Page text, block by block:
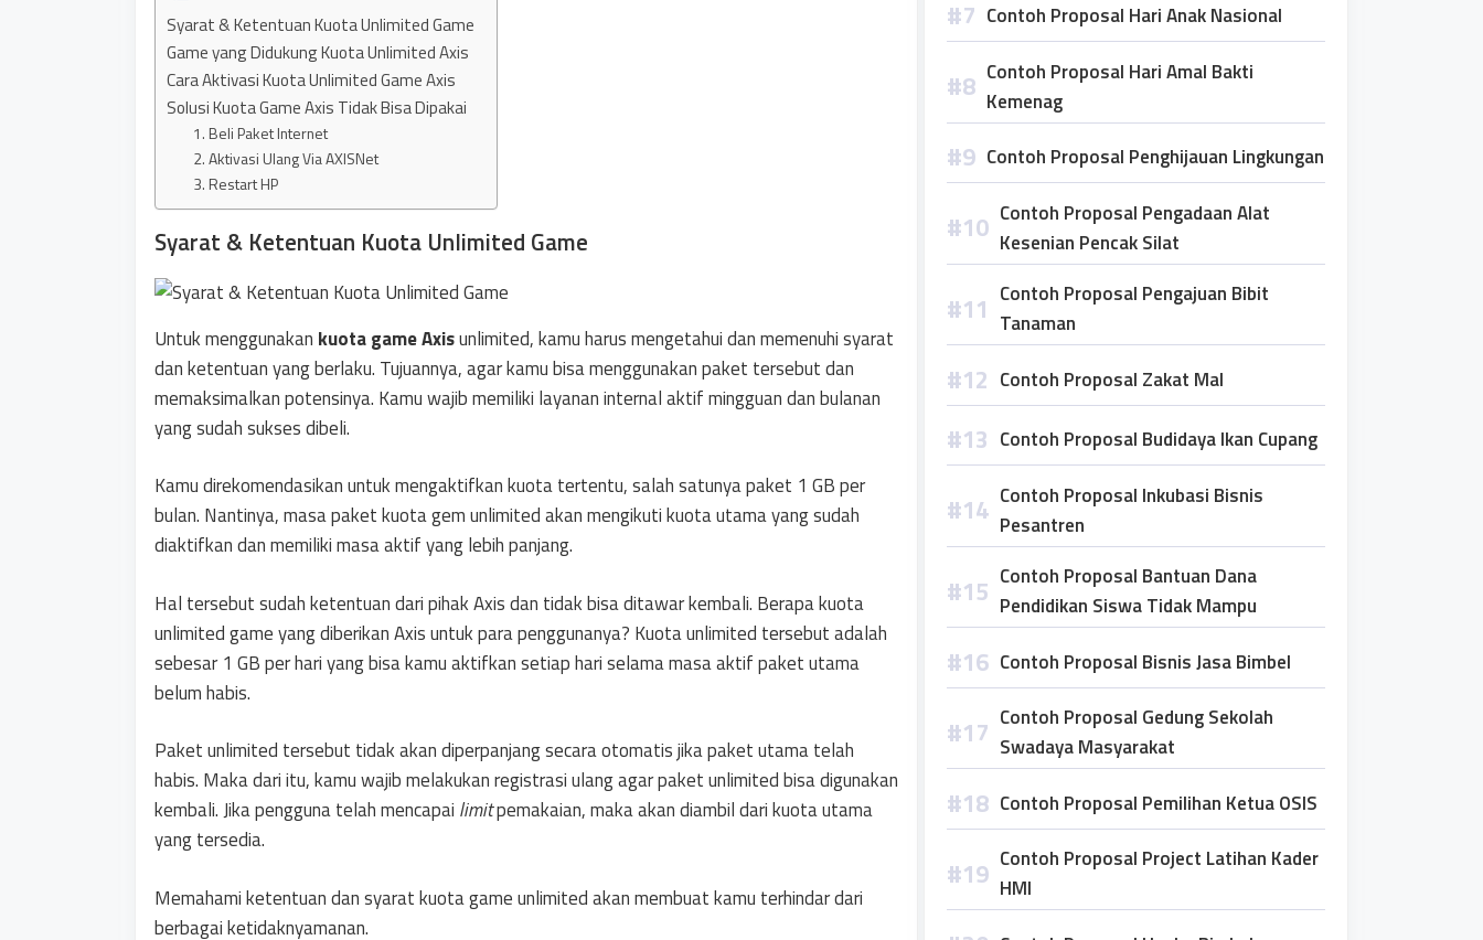
Syarat & Ketentuan Kuota Unlimited Game
Game yang Didukung Kuota Unlimited Axis
Cara Aktivasi Kuota Unlimited Game Axis
Solusi Kuota Game Axis Tidak Bisa Dipakai
1. Beli Paket Internet
2. Aktivasi Ulang Via AXISNet
3. Restart HP
Syarat & Ketentuan Kuota Unlimited Game
Untuk menggunakan kuota game Axisunlimited, kamu harus mengetahui dan memenuhi syarat
dan ketentuan yang berlaku. Tujuannya, agar kamu bisa menggunakan paket tersebut dan
memaksimalkan potensinya. Kamu wajib memiliki layanan internal aktif mingguan dan bulanan
yang sudah sukses dibeli.
Kamu direkomendasikan untuk mengaktifkan kuota tertentu, salah satunya paket 1 GB per
bulan. Nantinya, masa paket kuota gem unlimited akan mengikuti kuota utama yang sudah
diaktifkan dan memiliki masa aktif yang lebih panjang.
Hal tersebut sudah ketentuan dari pihak Axis dan tidak bisa ditawar kembali. Berapa kuota
unlimited game yang diberikan Axis untuk para penggunanya? Kuota unlimited tersebut adalah
sebesar 1 GB per hari yang bisa kamu aktifkan setiap hari selama masa aktif paket utama
belum habis.
Paket unlimited tersebut tidak akan diperpanjang secara otomatis jika paket utama telah
habis. Maka dari itu, kamu wajib melakukan registrasi ulang agar paket unlimited bisa digunakan
kembali. Jika pengguna telah mencapai limitpemakaian, maka akan diambil dari kuota utama
yang tersedia.
Memahami ketentuan dan syarat kuota game unlimited akan membuat kamu terhindar dari
berbagai ketidaknyamanan.
Contoh Proposal Hari Anak Nasional
Contoh Proposal Hari Amal Bakti
Kemenag
Contoh Proposal Penghijauan Lingkungan
Contoh Proposal Pengadaan Alat
Kesenian Pencak Silat
Contoh Proposal Pengajuan Bibit
Tanaman
Contoh Proposal Zakat Mal
Contoh Proposal Budidaya Ikan Cupang
Contoh Proposal Inkubasi Bisnis
Pesantren
Contoh Proposal Bantuan Dana
Pendidikan Siswa Tidak Mampu
Contoh Proposal Bisnis Jasa Bimbel
Contoh Proposal Gedung Sekolah
Swadaya Masyarakat
Contoh Proposal Pemilihan Ketua OSIS
Contoh Proposal Project Latihan Kader
HMI